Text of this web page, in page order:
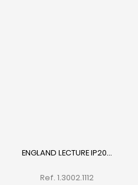
ENGLAND LECTURE IP20...
Ref. 1.3002.1112